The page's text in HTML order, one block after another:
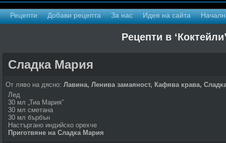
Рецепти Добави рецепта За нас Идея на сайта
Рецепти в
Сладка Мария
От ляво на дясно: Лавина, Ленива замаяност, Кафява крава,
Лед
30 мл „Тиа Мария”
30 мл сметана
30 мл бърбън
Настъргано индийско орехче
Приготвяне на Сладка Мария